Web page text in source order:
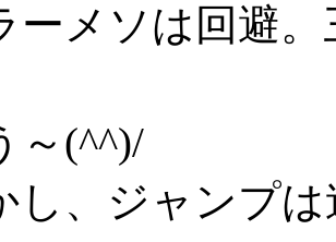
ーメソは回避
～(^^)/
、ジャンプは